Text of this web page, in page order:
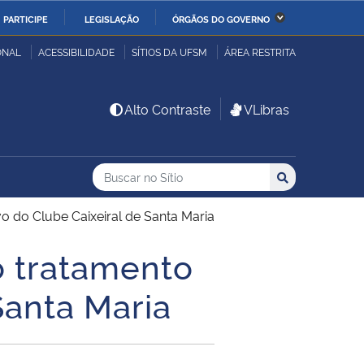
PARTICIPE LEGISLAÇÃO ÓRGÃOS DO GOVERNO
da Economia Ministério da Infraestrutura
Ministério da Ciência,
Tecnologia, Inovações e
da Mulher, da
e dos Direitos
ACESSIBILIDADE SÍTIOS DA UFSM ÁREA RESTRITA
Alto Contraste VLibras
Busca
Buscar no no Sítio
Busca: Buscar
do Clube Caixeiral de Santa Maria
tratamento
Maria